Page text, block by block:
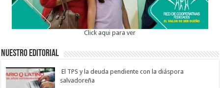
Click aqui para ver
Nuestro Editorial
El TPS y la deuda pendiente con la diáspora
salvadoreña